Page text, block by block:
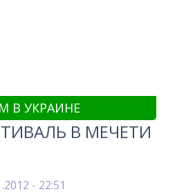
В УКРАИНЕ
В МЕЧЕТИ
- 22:51